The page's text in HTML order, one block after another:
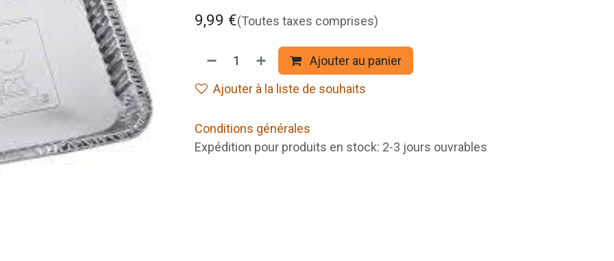
9,99 €(Toutes taxes comprises)
Ajouter au panier
Ajouter à la liste de souhaits
Conditions générales
Expédition pour produits en stock: 2-3 jours ouvrables